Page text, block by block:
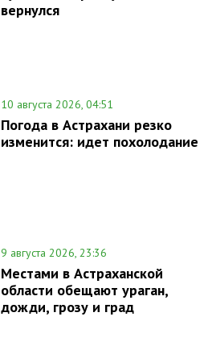
вернулся
10 августа 2026, 04:51
Погода в Астрахани резко
изменится: идет похолодание
9 августа 2026, 23:36
Местами в Астраханской
области обещают ураган,
дожди, грозу и град